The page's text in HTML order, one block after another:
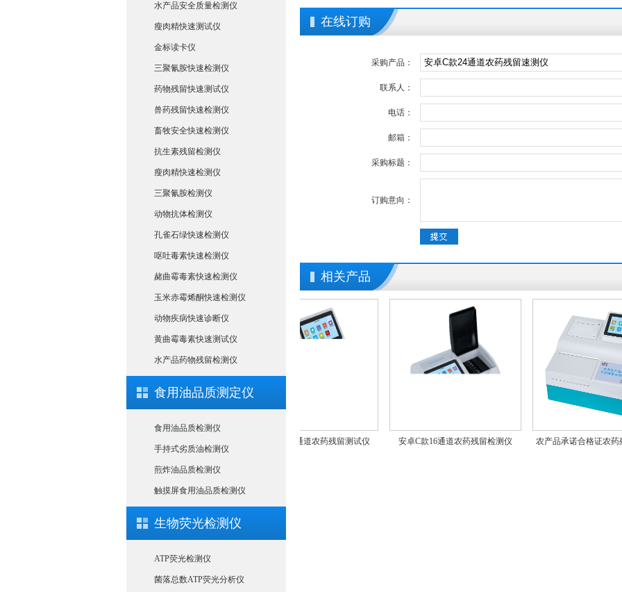
水产品安全质量检测仪
瘦肉精快速测试仪
金标读卡仪
三聚氰胺快速检测仪
药物残留快速测试仪
兽药残留快速检测仪
畜牧安全快速检测仪
抗生素残留检测仪
瘦肉精快速检测仪
三聚氰胺检测仪
动物抗体检测仪
孔雀石绿快速检测仪
呕吐毒素快速检测仪
赭曲霉毒素快速检测仪
玉米赤霉烯酮快速检测仪
动物疾病快速诊断仪
黄曲霉毒素快速测试仪
水产品药物残留检测仪
食用油品质测定仪
食用油品质检测仪
手持式劣质油检测仪
煎炸油品质检测仪
触摸屏食用油品质检测仪
生物荧光检测仪
ATP荧光检测仪
菌落总数ATP荧光分析仪
在线订购
采购产品：
联系人：
电话：
邮箱：
采购标题：
订购意向：
相关产品
安卓A款10通道农药残留测试仪 安卓C款16通道农药残留检测仪 农产品承诺合格证农药残留检